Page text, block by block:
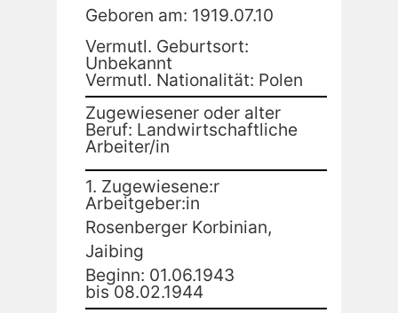
Geboren am: 1919.07.10
Vermutl. Geburtsort:
Unbekannt
Vermutl. Nationalität: Polen
Zugewiesener oder alter
Beruf: Landwirtschaftliche
Arbeiter/in
1. Zugewiesene:r
Arbeitgeber:in
Rosenberger Korbinian,
Jaibing
Beginn: 01.06.1943
bis 08.02.1944